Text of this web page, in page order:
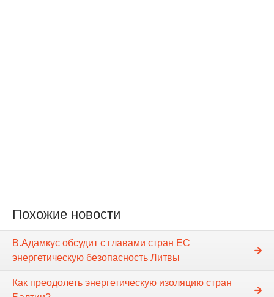
Похожие новости
В.Адамкус обсудит с главами стран ЕС
энергетическую безопасность Литвы
Как преодолеть энергетическую изоляцию стран